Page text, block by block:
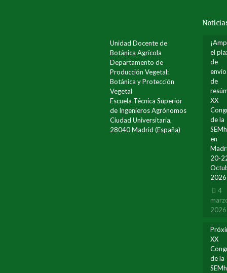
Unidad Docente de
Botánica Agrícola
Departamento de
Producción Vegetal:
Botánica y Protección
Vegetal
Escuela Técnica Superior
de Ingenieros Agrónomos
Ciudad Universitaria,
28040 Madrid (España)
el
de
envío
de
XX
de la
SEMh
en
20-
2026
4
2026
XX
de la